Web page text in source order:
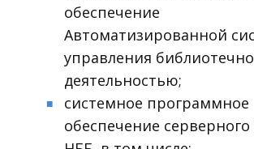
обеспечение
Автоматизированной
управления
деятельностью;
■
системное программное
обеспечение серверного